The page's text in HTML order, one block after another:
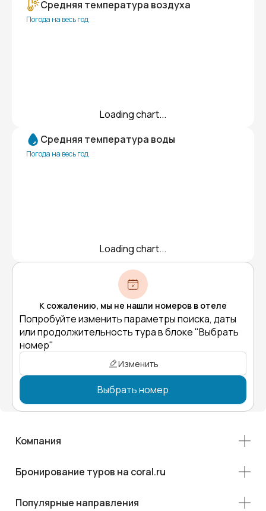
Средняя температура воздуха
Погода на весь год
Loading chart...
Средняя температура воды
Погода на весь год
Loading chart...
К сожалению, мы не нашли номеров в отеле
Попробуйте изменить параметры поиска, даты
или продолжительность тура в блоке "Выбрать
номер"
Изменить
Выбрать номер
Компания
Бронирование туров на coral.ru
Популярные направления